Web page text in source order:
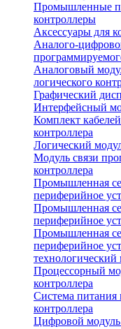
Промышленные
контроллеры
Аксессуары для
Аналого-
Аналоговый
логического
Графический
Интерфейсный
Комплект
контроллера
Логический
Модуль связи
контроллера
Промышленная
периферийное
Промышленная
периферийное
Промышленная
периферийное
технологический
Процессорный
контроллера
Система питания
контроллера
Цифровой